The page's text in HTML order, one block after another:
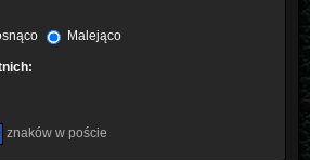
Malejąco
znaków w poście